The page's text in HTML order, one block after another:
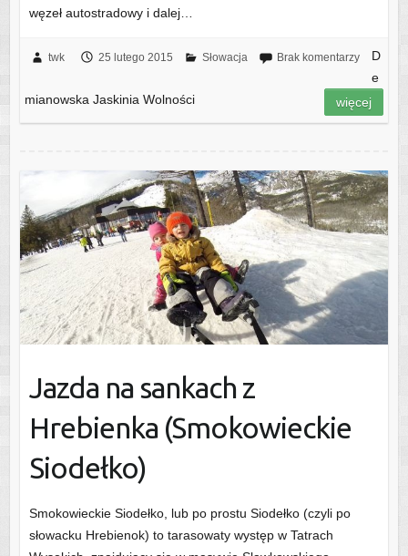
węzeł autostradowy i dalej…
twk 25 lutego 2015 Słowacja Brak komentarzy
D
e
mianowska Jaskinia Wolności
więcej
Jazda na sankach z
Hrebienka (Smokowieckie
Siodełko)
Smokowieckie Siodełko, lub po prostu Siodełko (czyli po
słowacku Hrebienok) to tarasowaty występ w Tatrach